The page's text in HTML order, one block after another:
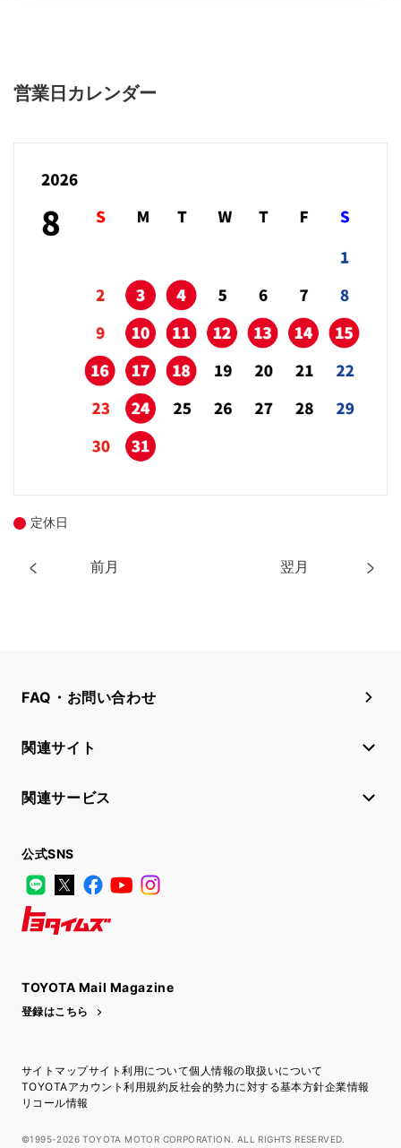
営業日カレンダー
前月 翌月
定休日
FAQ・お問い合わせ
関連サイト
関連サービス
公式SNS
LINE
X FacebookYouTube
TOYOTA Mail Magazine
登録はこちら
サイトマップサイト利用について個人情報の取扱いについて
TOYOTAアカウント利用規約反社会的勢力に対する基本方針企業情報
リコール情報
©1995-2026 TOYOTA MOTOR CORPORATION. ALL RIGHTS RESERVED.